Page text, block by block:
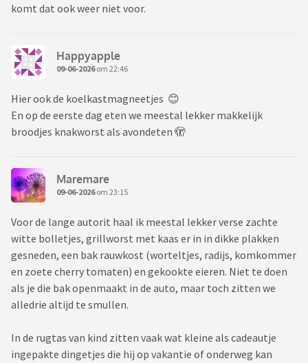
komt dat ook weer niet voor.
Happyapple
09-06-2026om 22:46
Hier ook de koelkastmagneetjes 😊
En op de eerste dag eten we meestal lekker makkelijk
broodjes knakworst als avondeten 🫣
Maremare
09-06-2026om 23:15
Voor de lange autorit haal ik meestal lekker verse zachte
witte bolletjes, grillworst met kaas er in in dikke plakken
gesneden, een bak rauwkost (worteltjes, radijs, komkommer
en zoete cherry tomaten) en gekookte eieren. Niet te doen
als je die bak openmaakt in de auto, maar toch zitten we
alledrie altijd te smullen.
In de rugtas van kind zitten vaak wat kleine als cadeautje
ingepakte dingetjes die hij op vakantie of onderweg kan